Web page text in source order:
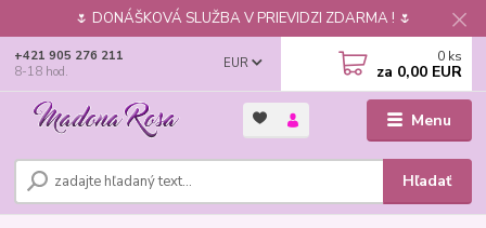
🌷 DONÁŠKOVÁ SLUŽBA V PRIEVIDZI ZDARMA ! 🌷
Menu
EUR
Hľadať
+421 905 276 211
8-18 hod.
0 ks
za 0,00 EUR